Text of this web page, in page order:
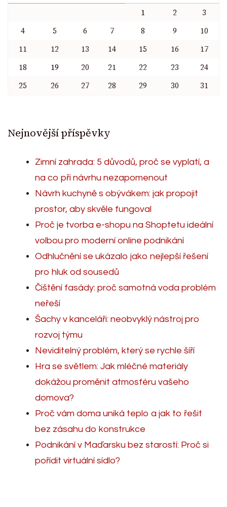
1 2
3
4
5 6 7 8 9
10
11
12 13 14 15 16
17
18
19 20 21 22 23
24
25
26 27 28 29 30 31
Nejnovější příspěvky
Zimní zahrada: 5 důvodů, proč se vyplatí, a
na co při návrhu nezapomenout
Návrh kuchyně s obývákem: jak propojit
prostor, aby skvěle fungoval
Proč je tvorba e-shopu na Shoptetu ideální
volbou pro moderní online podnikání
Odhlučnění se ukázalo jako nejlepší řešení
pro hluk od sousedů
Čištění fasády: proč samotná voda problém
neřeší
Šachy v kanceláři: neobvyklý nástroj pro
rozvoj týmu
Neviditelný problém, který se rychle šíří
Hra se světlem: Jak mléčné materiály
dokážou proměnit atmosféru vašeho
domova?
Proč vám doma uniká teplo a jak to řešit
bez zásahu do konstrukce
Podnikání v Maďarsku bez starostí: Proč si
pořídit virtuální sídlo?